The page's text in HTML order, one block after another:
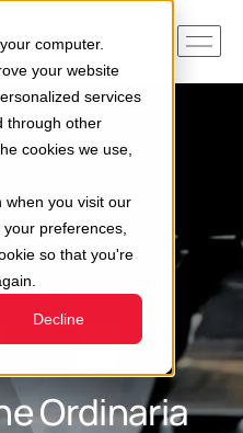
computer.
your website
services
through other
cookies we use,
when you visit our
preferences,
so that you're
Decline
Ordinaria